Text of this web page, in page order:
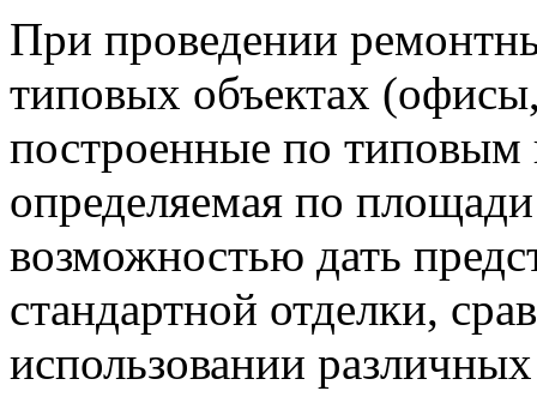
При проведении
типовых объектах
построенные по типовым
определяемая по
возможностью дать
стандартной отделки,
использовании